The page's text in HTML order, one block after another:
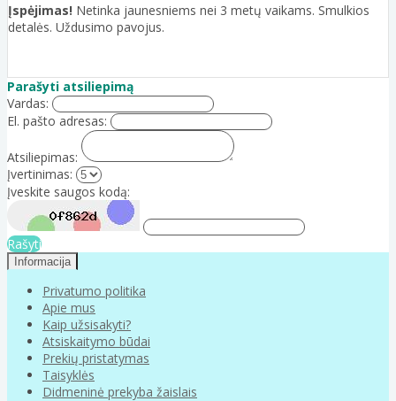
Įspėjimas! Netinka jaunesniems nei 3 metų vaikams. Smulkios
detalės. Uždusimo pavojus.
Parašyti atsiliepimą
Vardas:
El. pašto adresas:
Atsiliepimas:
Įvertinimas:
Įveskite saugos kodą:
Rašyti
Informacija
Privatumo politika
Apie mus
Kaip užsisakyti?
Atsiskaitymo būdai
Prekių pristatymas
Taisyklės
Didmeninė prekyba žaislais